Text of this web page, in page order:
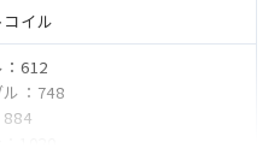
イル
612
：748
884